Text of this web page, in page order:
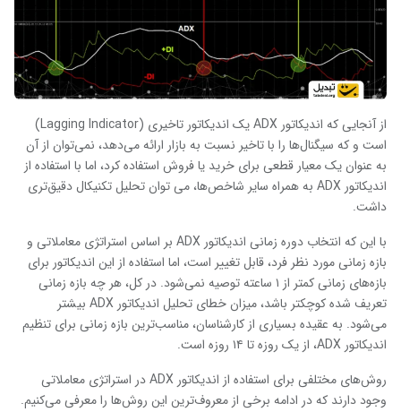
از آنجایی که اندیکاتور ADXیک اندیکاتور تاخیری (Lagging Indicator
)
است و که سیگنال‌ها را با تاخیر نسبت به بازار ارائه می‌دهد، نمی‌توان از آن
به عنوان یک معیار قطعی برای خرید یا فروش استفاده کرد، اما با استفاده از
اندیکاتور ADX به همراه سایر شاخص‌ها، می توان تحلیل تکنیکال دقیق‌تری
داشت.
با این که انتخاب دوره زمانی اندیکاتور ADX بر اساس استراتژی معاملاتی و
بازه زمانی مورد نظر فرد، قابل تغییر است، اما استفاده از این اندیکاتور برای
بازه‌های زمانی کمتر از ۱ ساعته توصیه نمی‌شود. در کل، هر چه بازه زمانی
تعریف شده کوچکتر باشد، میزان خطای تحلیل اندیکاتور ADX بیشتر
می‌شود. به عقیده بسیاری از کارشناسان، مناسب‌ترین بازه زمانی برای تنظیم
اندیکاتور ADX، از یک روزه تا ۱۴ روزه است.
روش‌های مختلفی برای استفاده از اندیکاتور ADXدر استراتژی معاملاتی
وجود دارند که در ادامه برخی از معروف‌ترین این روش‌ها را معرفی می‌کنیم.